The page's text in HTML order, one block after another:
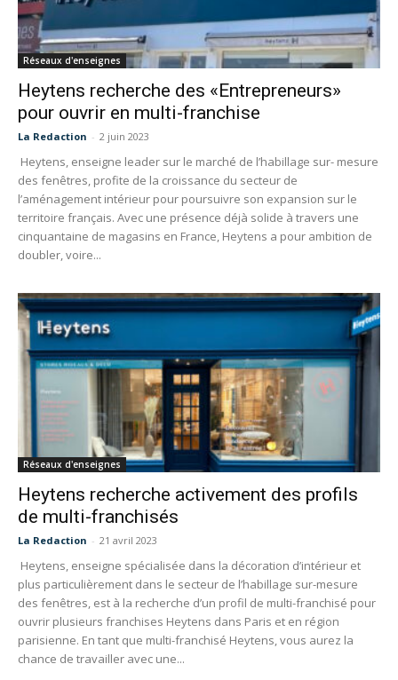
Réseaux d'enseignes
Heytens recherche des «Entrepreneurs»
pour ouvrir en multi-franchise
La Redaction - 2 juin 2023
Heytens, enseigne leader sur le marché de l’habillage sur- mesure
des fenêtres, profite de la croissance du secteur de
l’aménagement intérieur pour poursuivre son expansion sur le
territoire français. Avec une présence déjà solide à travers une
cinquantaine de magasins en France, Heytens a pour ambition de
doubler, voire...
Réseaux d'enseignes
Heytens recherche activement des profils
de multi-franchisés
La Redaction - 21 avril 2023
Heytens, enseigne spécialisée dans la décoration d’intérieur et
plus particulièrement dans le secteur de l’habillage sur-mesure
des fenêtres, est à la recherche d’un profil de multi-franchisé pour
ouvrir plusieurs franchises Heytens dans Paris et en région
parisienne. En tant que multi-franchisé Heytens, vous aurez la
chance de travailler avec une...